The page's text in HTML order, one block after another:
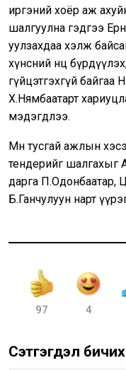
иргэний хоёр аж
шалгуулна гэдгээ
уулзахдаа хэлж
хүнсний нөөц
гүйцэтгэхгүй байгаа
Х.Нямбаатарт
мэдэгдлээ.
Мөн тусгай ажлын
тендерийг
дарга П.Одонбаатар,
Б.Ганчулуун нарт
97 4
Сэтгэгдэл бичих